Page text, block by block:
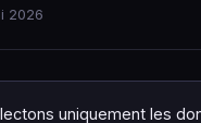
2026
uniquement les